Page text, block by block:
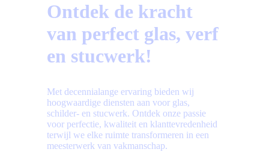
Ontdek de kracht
van perfect glas, verf
en stucwerk!
Met decennialange ervaring bieden wij
hoogwaardige diensten aan voor glas,
schilder- en stucwerk. Ontdek onze passie
voor perfectie, kwaliteit en klanttevredenheid
terwijl we elke ruimte transformeren in een
meesterwerk van vakmanschap.